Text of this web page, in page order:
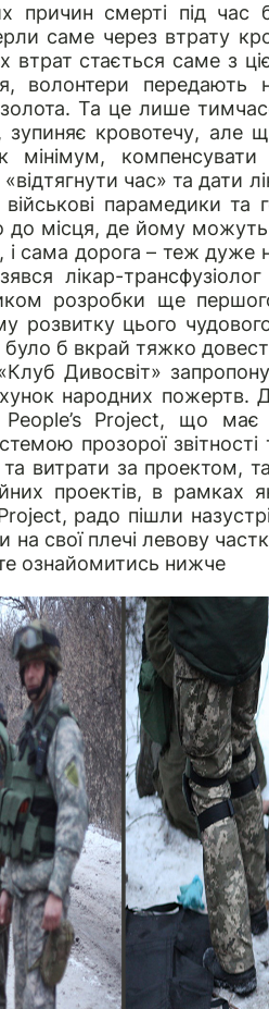
причин смерті під час
саме через втрату
втрат стається саме з
волонтери передають
золота. Та це лише
кровотечу, але
компенсувати
час» та дати
парамедики та
до місця, де йому
сама дорога – теж дуже
лікар-
розробки ще
розвитку цього
б вкрай тяжко
Дивосвіт»
народних пожертв.
People’s Project, що має
прозорої
витрати за проектом,
проектів, в рамках
радо пішли
свої плечі левову
ознайомитись нижче